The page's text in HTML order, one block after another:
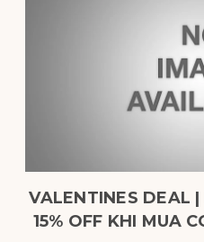
VALENTINES DEAL
15% OFF KHI MUA